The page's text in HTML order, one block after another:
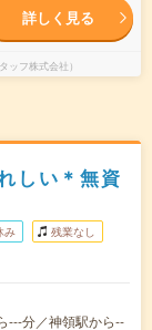
詳しく見る
フ株式会社）
しい＊無資
み 残業なし
---分／神領駅から--